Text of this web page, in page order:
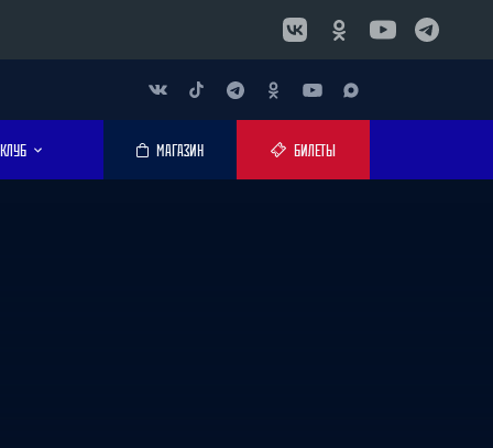
КЛУБ МАГАЗИН БИЛЕТЫ